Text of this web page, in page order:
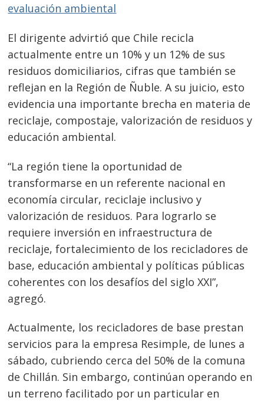
evaluación ambiental
El dirigente advirtió que Chile recicla
actualmente entre un 10% y un 12% de sus
residuos domiciliarios, cifras que también se
reflejan en la Región de Ñuble. A su juicio, esto
evidencia una importante brecha en materia de
reciclaje, compostaje, valorización de residuos y
educación ambiental.
“La región tiene la oportunidad de
transformarse en un referente nacional en
economía circular, reciclaje inclusivo y
valorización de residuos. Para lograrlo se
requiere inversión en infraestructura de
reciclaje, fortalecimiento de los recicladores de
base, educación ambiental y políticas públicas
coherentes con los desafíos del siglo XXI”,
agregó.
Actualmente, los recicladores de base prestan
servicios para la empresa Resimple, de lunes a
sábado, cubriendo cerca del 50% de la comuna
de Chillán. Sin embargo, continúan operando en
un terreno facilitado por un particular en